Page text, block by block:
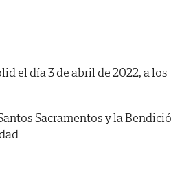
el día 3 de abril de 2022, a los
Sacramentos y la